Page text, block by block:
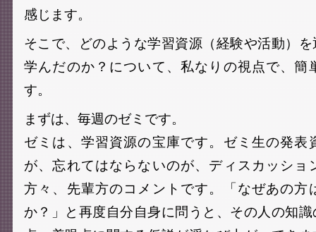
感じます。
そこで、どのような学習資源（経験や活動）
学んだのか？について、私なりの視点で、簡
す。
まずは、毎週のゼミです。
ゼミは、学習資源の宝庫です。ゼミ生の発表
が、忘れてはならないのが、ディスカッショ
方々、先輩方のコメントです。「なぜあの方
か？」と再度自分自身に問うと、その人の知